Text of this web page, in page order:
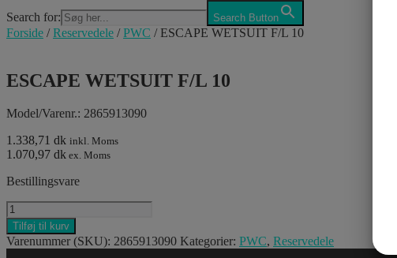
Search for:
Search Button
Forside /Reservedele /PWC / ESCAPE WETSUIT F/L 10
ESCAPE WETSUIT F/L 10
Model/Varenr.: 2865913090
1.338,71 dk inkl. Moms
1.070,97 dk ex. Moms
Bestillingsvare
ESCAPE
WETSUIT
F/L
10
Tilføj til kurv
Varenummer (SKU): 2865913090 Kategorier: PWC, Reservedele